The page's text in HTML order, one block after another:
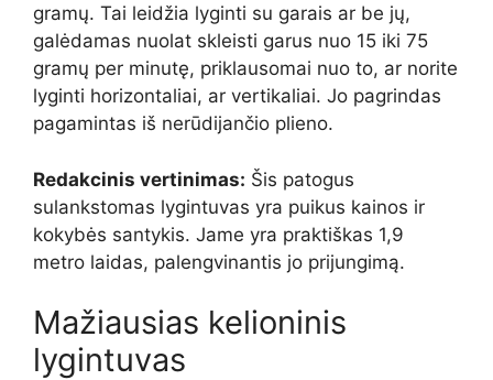
gramų. Tai leidžia lyginti su garais ar be jų,
galėdamas nuolat skleisti garus nuo 15 iki 75
gramų per minutę, priklausomai nuo to, ar norite
lyginti horizontaliai, ar vertikaliai. Jo pagrindas
pagamintas iš nerūdijančio plieno.
Redakcinis vertinimas: Šis patogus
sulankstomas lygintuvas yra puikus kainos ir
kokybės santykis. Jame yra praktiškas 1,9
metro laidas, palengvinantis jo prijungimą.
Mažiausias kelioninis
lygintuvas